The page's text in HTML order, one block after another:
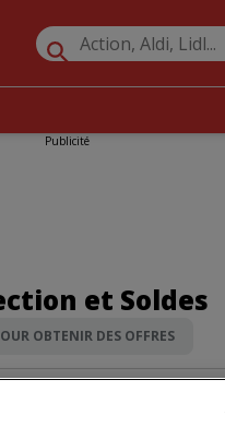
Publicité
et Soldes
OBTENIR DES OFFRES
à proximité » Primark